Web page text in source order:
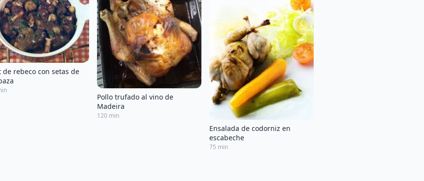
de rebeco con setas de
Pollo trufado al vino de
Madeira
120 min
Ensalada de codorniz en
escabeche
75 min